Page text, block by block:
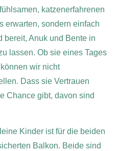
katzenerfahrenen
erwarten, sondern einfach
bereit, Anuk und Bente in
lassen. Ob sie eines Tages
wir nicht
Dass sie Vertrauen
Chance gibt, davon sind
Kinder ist für die beiden
Balkon. Beide sind